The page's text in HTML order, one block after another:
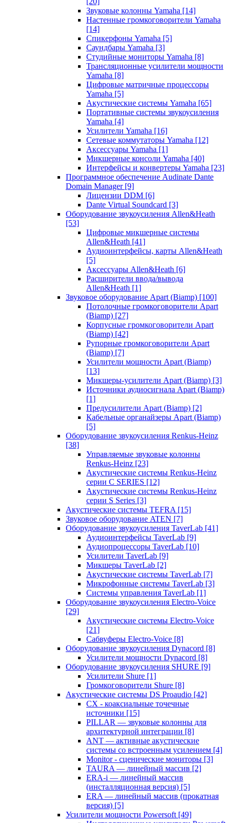
Звуковые колонны Yamaha [14]
Настенные громкоговорители Yamaha
[14]
Спикерфоны Yamaha [5]
Саундбары Yamaha [3]
Студийные мониторы Yamaha [8]
Трансляционные усилители мощности
Yamaha [8]
Цифровые матричные процессоры
Yamaha [5]
Акустические системы Yamaha [65]
Портативные системы звукоусиления
Yamaha [4]
Усилители Yamaha [16]
Сетевые коммутаторы Yamaha [12]
Аксессуары Yamaha [1]
Микшерные консоли Yamaha [40]
Интерфейсы и конвертеры Yamaha [23]
Программное обеспечение Audinate Dante
Domain Manager [9]
Лицензии DDM [6]
Dante Virtual Soundcard [3]
Оборудование звукоусиления Allen&Heath
[53]
Цифровые микшерные системы
Allen&Heath [41]
Аудиоинтерфейсы, карты Allen&Heath
[5]
Аксессуары Allen&Heath [6]
Расширители ввода/вывода
Allen&Heath [1]
Звуковое оборудование Apart (Biamp) [100]
Потолочные громкоговорители Apart
(Biamp) [27]
Корпусные громкоговорители Apart
(Biamp) [42]
Рупорные громкоговорители Apart
(Biamp) [7]
Усилители мощности Apart (Biamp)
[13]
Микшеры-усилители Apart (Biamp) [3]
Источники аудиосигнала Apart (Biamp)
[1]
Предусилители Apart (Biamp) [2]
Кабельные органайзеры Apart (Biamp)
[5]
Оборудование звукоусиления Renkus-Heinz
[38]
Управляемые звуковые колонны
Renkus-Heinz [23]
Акустические системы Renkus-Heinz
серии C SERIES [12]
Акустические системы Renkus-Heinz
серии S Series [3]
Акустические системы TEFRA [15]
Звуковое оборудование ATEN [7]
Оборудование звукоусиления TaverLab [41]
Аудиоинтерфейсы TaverLab [9]
Аудиопроцессоры TaverLab [10]
Усилители TaverLab [9]
Микшеры TaverLab [2]
Акустические системы TaverLab [7]
Микрофонные системы TaverLab [3]
Системы управления TaverLab [1]
Оборудование звукоусиления Electro-Voice
[29]
Акустические системы Electro-Voice
[21]
Сабвуферы Electro-Voice [8]
Оборудование звукоусиления Dynacord [8]
Усилители мощности Dynacord [8]
Оборудование звукоусиления SHURE [9]
Усилители Shure [1]
Громкоговорители Shure [8]
Акустические системы DS Proaudio [42]
CX - коаксиальные точечные
источники [15]
PILLAR — звуковые колонны для
архитектурной интеграции [8]
ANT — активные акустические
системы со встроенным усилением [4]
Monitor - сценические мониторы [3]
TAURA — линейный массив [2]
ERA-i — линейный массив
(инсталляционная версия) [5]
ERA — линейный массив (прокатная
версия) [5]
Усилители мощности Powersoft [49]